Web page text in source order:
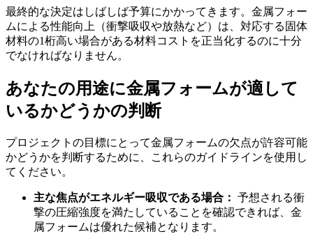
最終的な決定はしばしば予算にかかってきます。金属フォー
ムによる性能向上（衝撃吸収や放熱など）は、対応する固体
材料の1桁高い場合がある材料コストを正当化するのに十分
でなければなりません。
あなたの用途に金属フォームが適して
いるかどうかの判断
プロジェクトの目標にとって金属フォームの欠点が許容可能
かどうかを判断するために、これらのガイドラインを使用し
てください。
主な焦点がエネルギー吸収である場合： 予想される衝
撃の圧縮強度を満たしていることを確認できれば、金
属フォームは優れた候補となります。